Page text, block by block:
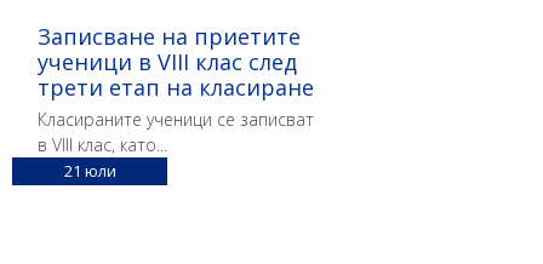
Записване на приетите
ученици в VIII клас след
трети етап на класиране
Класираните ученици се записват
в VIII клас, като...
21 юли